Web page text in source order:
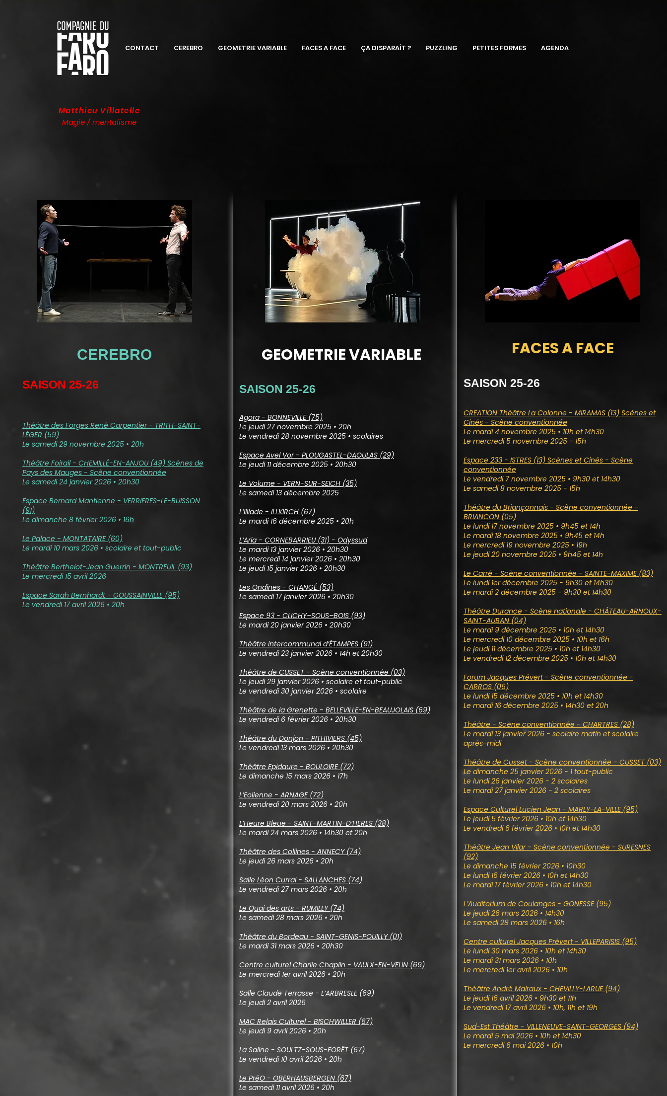
CONTACT CEREBRO GEOMETRIE VARIABLE FACES A FACE ÇA DISPARAÎT ? PUZZLING PETITES FORMES AGENDA
Matthieu Villatelle
Magie / mentalisme
CEREBRO
SAISON 25-26
Théâtre des Forges René Carpentier - TRITH-SAINT-
LÉGER (59)
Le samedi 29 novembre 2025 • 20h
Théâtre Foirail - CHEMILLÉ-EN-ANJOU (49) Scènes de
Pays des Mauges - Scène conventionnée
Le samedi 24 janvier 2026 • 20h30
Espace Bernard Mantienne - VERRIERES-LE-BUISSON
(91)
Le dimanche 8 février 2026 • 16h
Le Palace - MONTATAIRE (60)
Le mardi 10 mars 2026 • scolaire et tout-public
Théâtre Berthelot-Jean Guerrin - MONTREUIL (93)
Le mercredi 15 avril 2026
Espace Sarah Bernhardt - GOUSSAINVILLE (95)
Le vendredi 17 avril 2026 • 20h
GEOMETRIE VARIABLE
SAISON 25-26
Agora - BONNEVILLE (75)
Le jeudi 27 novembre 2025 • 20h
Le vendredi 28 novembre 2025 • scolaires
Espace Avel Vor - PLOUGASTEL-DAOULAS (29)
Le jeudi 11 décembre 2025 • 20h30
Le Volume - VERN-SUR-SEICH (35)
Le samedi 13 décembre 2025
L’Illiade - ILLKIRCH (67)
Le mardi 16 décembre 2025 • 20h
L’Aria - CORNEBARRIEU (31) - Odyssud
Le mardi 13 janvier 2026 • 20h30
Le mercredi 14 janvier 2026 • 20h30
Le jeudi 15 janvier 2026 • 20h30
Les Ondines - CHANGÉ (53)
Le samedi 17 janvier 2026 • 20h30
Espace 93 - CLICHY–SOUS–BOIS (93)
Le mardi 20 janvier 2026 • 20h30
Théâtre intercommunal d’ÉTAMPES (91)
Le vendredi 23 janvier 2026 • 14h et 20h30
Théâtre de CUSSET - Scène conventionnée (03)
Le jeudi 29 janvier 2026 • scolaire et tout-public
Le vendredi 30 janvier 2026 • scolaire
Théâtre de la Grenette - BELLEVILLE-EN-BEAUJOLAIS (69)
Le vendredi 6 février 2026 • 20h30
Théâtre du Donjon - PITHIVIERS (45)
Le vendredi 13 mars 2026 • 20h30
Théâtre Epidaure - BOULOIRE (72)
Le dimanche 15 mars 2026 • 17h
L’Eolienne - ARNAGE (72)
Le vendredi 20 mars 2026 • 20h
L’Heure Bleue - SAINT-MARTIN-D’HERES (38)
Le mardi 24 mars 2026 • 14h30 et 20h
Théâtre des Collines - ANNECY (74)
Le jeudi 26 mars 2026 • 20h
Salle Léon Curral - SALLANCHES (74)
Le vendredi 27 mars 2026 • 20h
Le Quai des arts - RUMILLY (74)
Le samedi 28 mars 2026 • 20h
Théâtre du Bordeau - SAINT-GENIS-POUILLY (01)
Le mardi 31 mars 2026 • 20h30
Centre culturel Charlie Chaplin - VAULX-EN-VELIN (69)
Le mercredi 1er avril 2026 • 20h
Salle Claude Terrasse - L’ARBRESLE (69)
Le jeudi 2 avril 2026
MAC Relais Culturel - BISCHWILLER (67)
Le jeudi 9 avril 2026 • 20h
La Saline - SOULTZ-SOUS-FORÊT (67)
Le vendredi 10 avril 2026 • 20h
Le PréO - OBERHAUSBERGEN (67)
Le samedi 11 avril 2026 • 20h
FACES A FACE
SAISON 25-26
CREATION Théâtre La Colonne - MIRAMAS (13) Scènes et
Cinés - Scène conventionnée
Le mardi 4 novembre 2025 • 10h et 14h30
Le mercredi 5 novembre 2025 - 15h
Espace 233 - ISTRES (13) Scènes et Cinés - Scène
conventionnée
Le vendredi 7 novembre 2025 • 9h30 et 14h30
Le samedi 8 novembre 2025 - 15h
Théâtre du Briançonnais - Scène conventionnée -
BRIANCON (05)
Le lundi 17 novembre 2025 • 9h45 et 14h
Le mardi 18 novembre 2025 • 9h45 et 14h
Le mercredi 19 novembre 2025 • 19h
Le jeudi 20 novembre 2025 • 9h45 et 14h
Le Carré - Scène conventionnée - SAINTE-MAXIME (83)
Le lundi 1er décembre 2025 - 9h30 et 14h30
Le mardi 2 décembre 2025 - 9h30 et 14h30
Théâtre Durance - Scène nationale - CHÂTEAU-ARNOUX-
SAINT-AUBAN (04)
Le mardi 9 décembre 2025 • 10h et 14h30
Le mercredi 10 décembre 2025 • 10h et 16h
Le jeudi 11 décembre 2025 • 10h et 14h30
Le vendredi 12 décembre 2025 • 10h et 14h30
Forum Jacques Prévert - Scène conventionnée -
CARROS (06)
Le lundi 15 décembre 2025 • 10h et 14h30
Le mardi 16 décembre 2025 • 14h30 et 20h
Théâtre - Scène conventionnée - CHARTRES (28)
Le mardi 13 janvier 2026 - scolaire matin et scolaire
après-midi
Théâtre de Cusset - Scène conventionnée - CUSSET (03)
Le dimanche 25 janvier 2026 - 1 tout-public
Le lundi 26 janvier 2026 - 2 scolaires
Le mardi 27 janvier 2026 - 2 scolaires
Espace Culturel Lucien Jean - MARLY-LA-VILLE (95)
Le jeudi 5 février 2026 • 10h et 14h30
Le vendredi 6 février 2026 • 10h et 14h30
Théâtre Jean Vilar - Scène conventionnée - SURESNES
(92)
Le dimanche 15 février 2026 • 10h30
Le lundi 16 février 2026 • 10h et 14h30
Le mardi 17 février 2026 • 10h et 14h30
L’Auditorium de Coulanges - GONESSE (95)
Le jeudi 26 mars 2026 • 14h30
Le samedi 28 mars 2026 • 16h
Centre culturel Jacques Prévert - VILLEPARISIS (95)
Le lundi 30 mars 2026 • 10h et 14h30
Le mardi 31 mars 2026 • 10h
Le mercredi 1er avril 2026 • 10h
Théâtre André Malraux - CHEVILLY-LARUE (94)
Le jeudi 16 avril 2026 • 9h30 et 11h
Le vendredi 17 avril 2026 • 10h, 11h et 19h
Sud-Est Théâtre - VILLENEUVE-SAINT-GEORGES (94)
Le mardi 5 mai 2026 • 10h et 14h30
Le mercredi 6 mai 2026 • 10h